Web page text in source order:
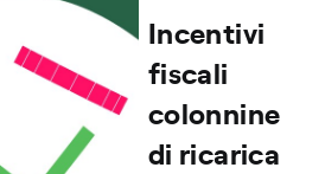
Incentivi
fiscali
colonnine
di ricarica